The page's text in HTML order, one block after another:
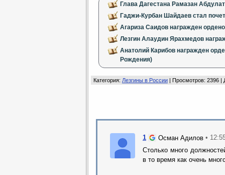
Глава Дагестана Рамазан
Гаджи-Курбан Шайдаев стал
Агариза Саидов награжден
Лезгин Алаудин Ярахмедов
Анатолий Карибов награжден
Рождения)
Категория: Лезгины в России | Просмотров: 2396 |
1 Осман Адилов •
Столько много
в то время как очень